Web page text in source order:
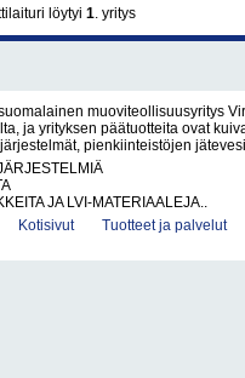
löytyi 1. yritys
muoviteollisuusyritys
ja yrityksen päätuotteita ovat
pienkiinteistöjen
JA LVI-MATERIAALEJA..
Kotisivut Tuotteet ja palvelut